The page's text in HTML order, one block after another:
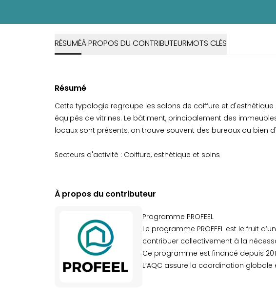
RÉSUMÉÀ PROPOS DU CONTRIBUTEURMOTS CLÉS
Résumé
Cette typologie regroupe les salons de coiffure et
équipés de vitrines. Le bâtiment, principalement des
locaux sont présents, on trouve souvent des bureaux ou bien
Secteurs d'activité : Coiffure, esthétique et soins
À propos du contributeur
Programme PROFEEL
Le programme PROFEEL est le fruit
contribuer collectivement à la
Ce programme est financé depuis
L’AQC assure la coordination